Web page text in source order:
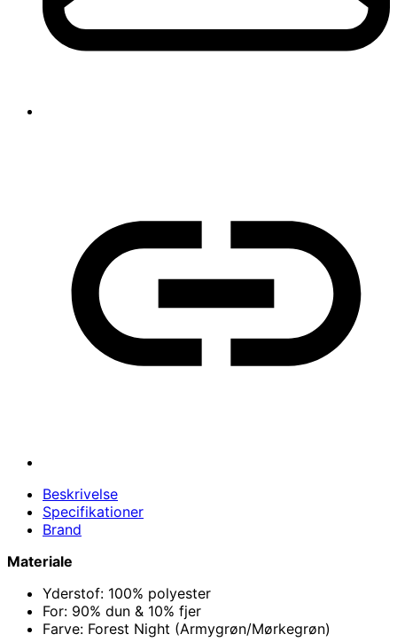
Beskrivelse
Specifikationer
Brand
Materiale
Yderstof: 100% polyester
For: 90% dun & 10% fjer
Farve: Forest Night (Armygrøn/Mørkegrøn)